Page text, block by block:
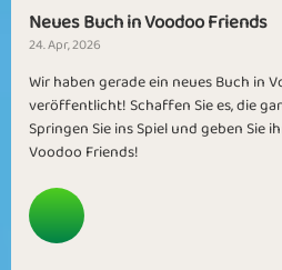
Neues Buch in Voodoo Friends
24. Apr, 2026
Wir haben gerade ein neues Buch in
veröffentlicht! Schaffen Sie es, die
Springen Sie ins Spiel und geben Sie
Voodoo Friends!